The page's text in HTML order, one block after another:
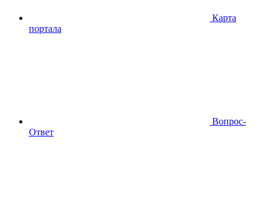
Карта
портала
Вопрос-
Ответ